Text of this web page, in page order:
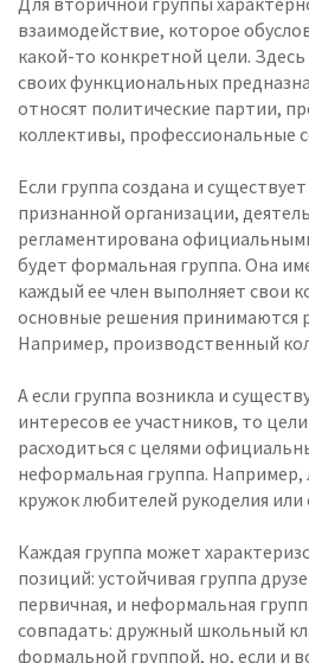
взаимодействие, которое
какой-то конкретной цели.
своих функциональных
относят политические партии,
коллективы, профессиональные
Если группа создана и
признанной организации,
регламентирована
будет формальная группа. Она
каждый ее член выполняет свои
основные решения принимаются
Например, производственный
А если группа возникла и
интересов ее участников, то
расходиться с целями
неформальная группа.
кружок любителей рукоделия или
Каждая группа может
позиций: устойчивая группа
первичная, и неформальная
совпадать: дружный школьный
формальной группой, но, если и